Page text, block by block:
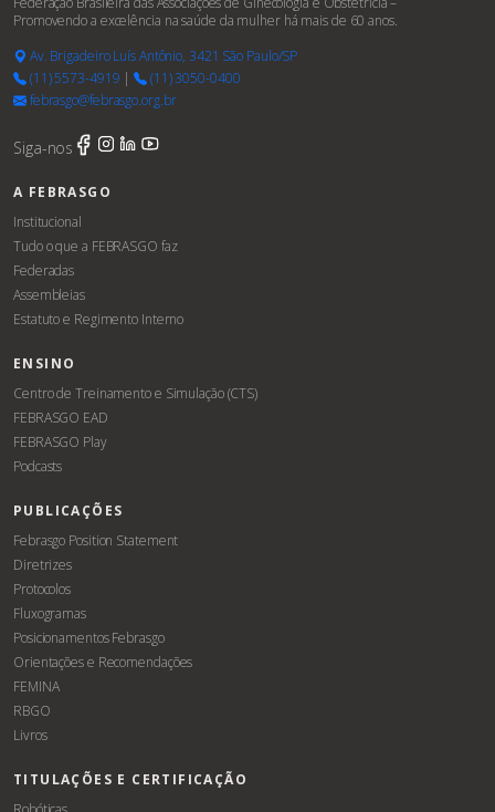
Promovendo a excelência na saúde da mulher há mais de 60 anos.
Av. Brigadeiro Luís Antônio, 3421 São Paulo/SP
(11) 5573-4919 |
(11) 3050-0400
febrasgo@febrasgo.org.br
Siga-nos
A FEBRASGO
Institucional
Tudo o que a FEBRASGO faz
Federadas
Assembleias
Estatuto e Regimento Interno
ENSINO
Centro de Treinamento e Simulação (CTS)
FEBRASGO EAD
FEBRASGO Play
Podcasts
PUBLICAÇÕES
Febrasgo Position Statement
Diretrizes
Protocolos
Fluxogramas
Posicionamentos Febrasgo
Orientações e Recomendações
FEMINA
RBGO
Livros
TITULAÇÕES E CERTIFICAÇÃO